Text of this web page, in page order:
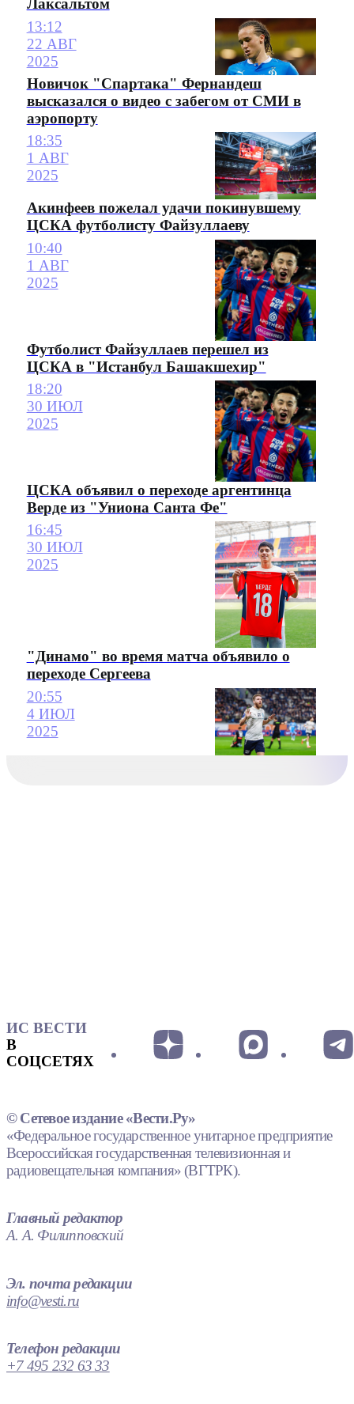
Лаксальтом
13:12
22 АВГ
2025
Новичок "Спартака" Фернандеш
высказался о видео с забегом от СМИ в
аэропорту
18:35
1 АВГ
2025
Акинфеев пожелал удачи покинувшему
ЦСКА футболисту Файзуллаеву
10:40
1 АВГ
2025
Футболист Файзуллаев перешел из
ЦСКА в "Истанбул Башакшехир"
18:20
30 ИЮЛ
2025
ЦСКА объявил о переходе аргентинца
Верде из "Униона Санта Фе"
16:45
30 ИЮЛ
2025
"Динамо" во время матча объявило о
переходе Сергеева
20:55
4 ИЮЛ
2025
ИС ВЕСТИ
В
СОЦСЕТЯХ
© Сетевое издание «Вести.Ру»
«Федеральное государственное унитарное предприятие
Всероссийская государственная телевизионная и
радиовещательная компания» (ВГТРК).
Главный редактор
А. А. Филипповский
Эл. почта редакции
info@vesti.ru
Телефон редакции
+7 495 232 63 33